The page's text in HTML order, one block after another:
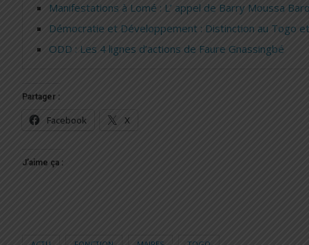
Manifestations à Lomé : L’ appel de Barry Moussa
Démocratie et Développement : Distinction au Togo
ODD : Les 4 lignes d’actions de Faure Gnassingbé
Partager :
Facebook X
J’aime ça :